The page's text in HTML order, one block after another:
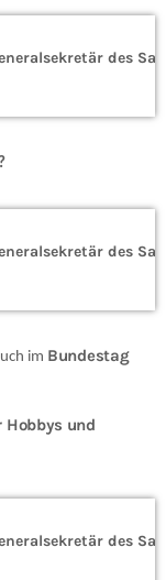
im Bundestag
Hobbys und